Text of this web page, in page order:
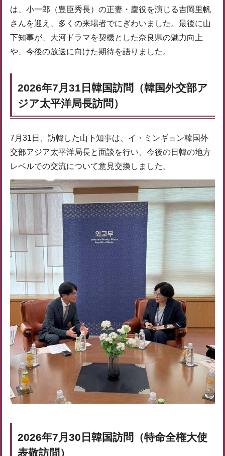
は、小一郎（豊臣秀長）の正妻・慶役を演じる吉岡里帆
さんを迎え、多くの来場者でにぎわいました。最後に山
下知事が、大河ドラマを契機とした奈良県の魅力向上
や、今後の放送に向けた期待を語りました。
2026年7月31日韓国訪問（韓国外交部ア
ジア太平洋局長訪問）
7月31日、訪韓した山下知事は、イ・ミンギョン韓国外
交部アジア太平洋局長と面談を行い、今後の日韓の地方
レベルでの交流について意見交換しました。
2026年7月30日韓国訪問（特命全権大使
表敬訪問）